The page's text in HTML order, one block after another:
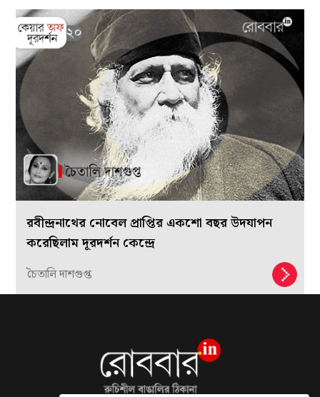
রবীন্দ্রনাথের নোবেল প্রাপ্তির একশো বছর উদযাপন
করেছিলাম দূরদর্শন কেন্দ্রে
চৈতালি দাশগুপ্ত